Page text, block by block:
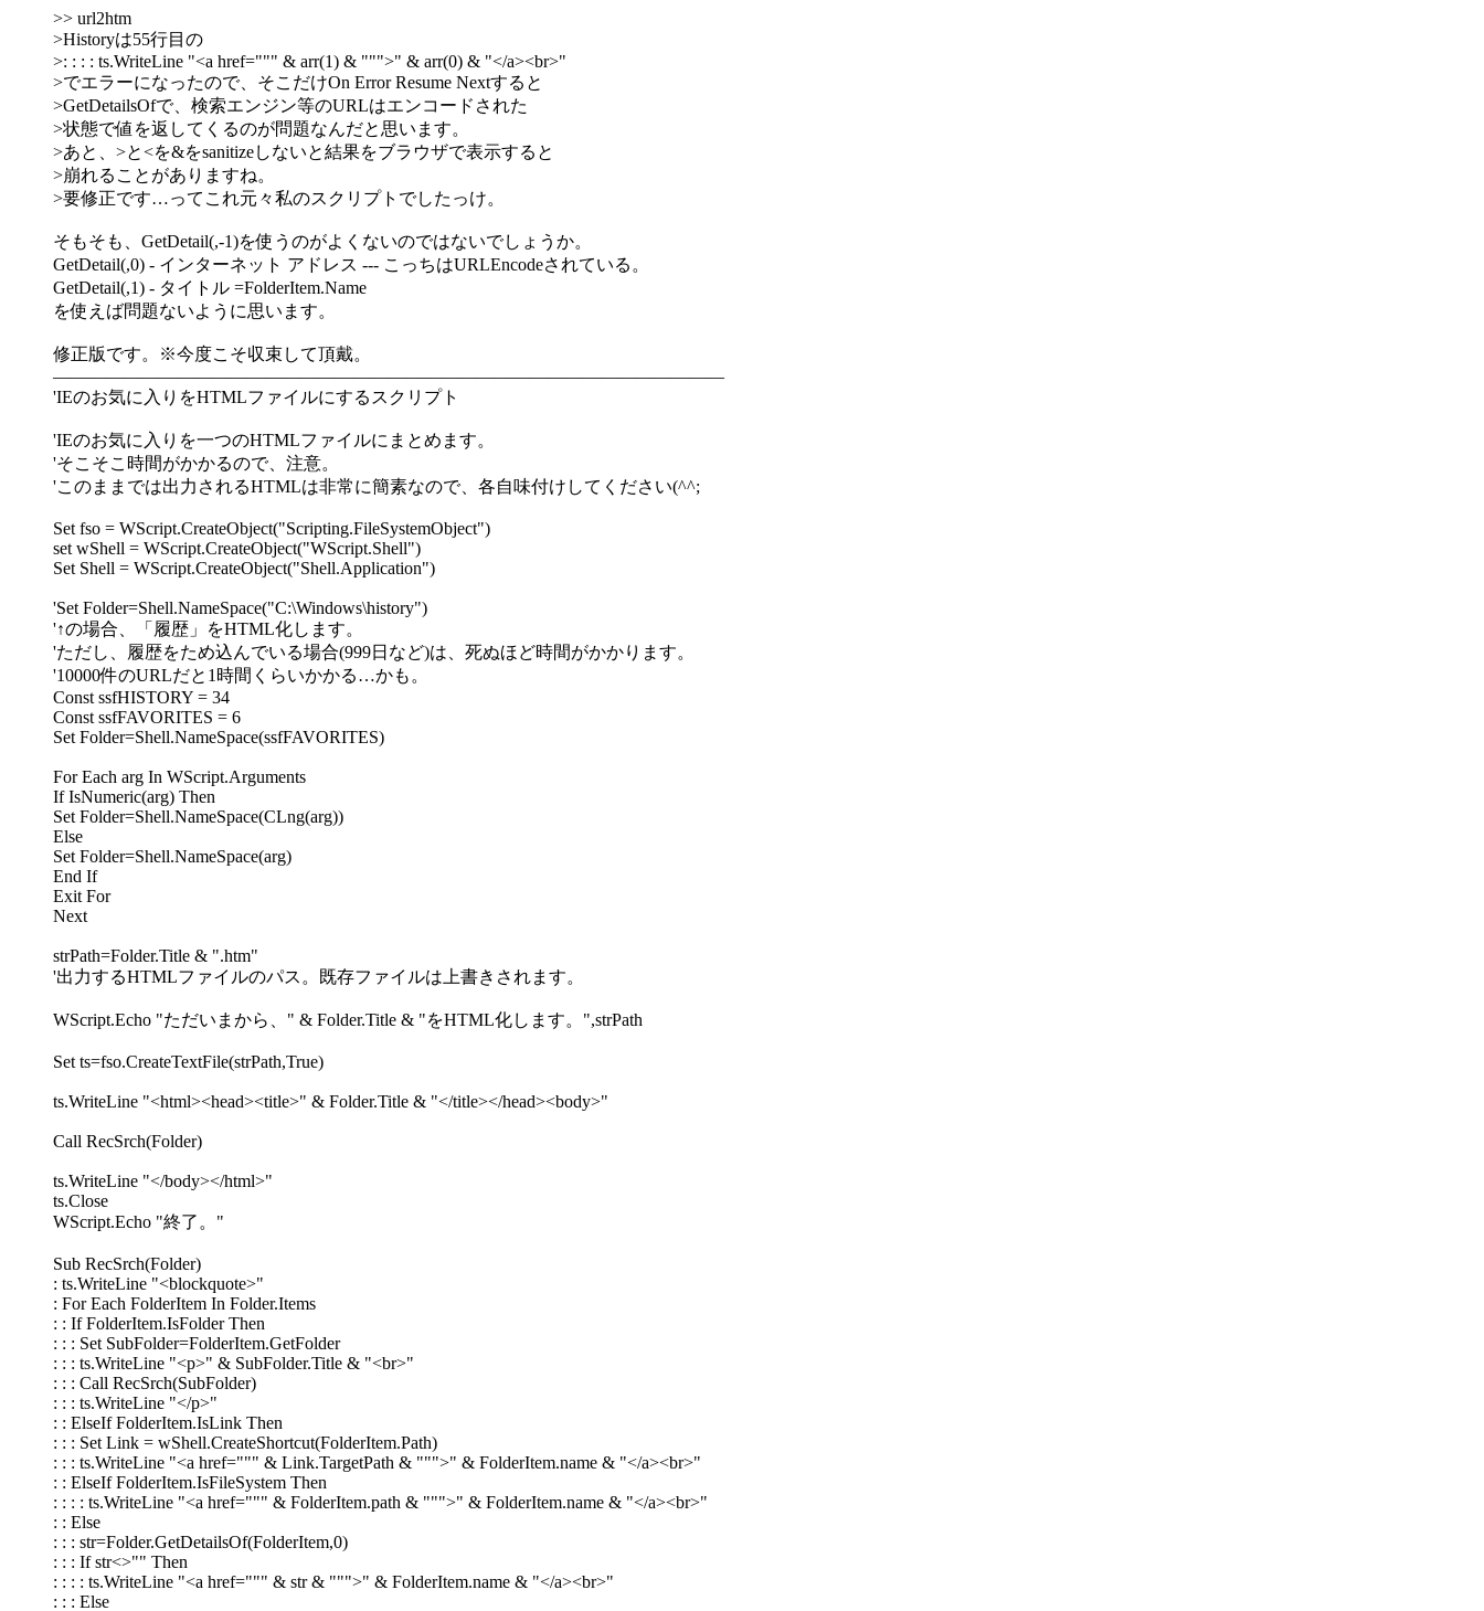
>> url2htm
>Historyは55行目の
>: : : : ts.WriteLine "<a href=""" & arr(1) & """>" & arr(0) & "</a><br>"
>でエラーになったので、そこだけOn Error Resume Nextすると
>GetDetailsOfで、検索エンジン等のURLはエンコードされた
>状態で値を返してくるのが問題なんだと思います。
>あと、>と<を&をsanitizeしないと結果をブラウザで表示すると
>崩れることがありますね。
>要修正です…ってこれ元々私のスクリプトでしたっけ。
そもそも、GetDetail(,-1)を使うのがよくないのではないでしょうか。
GetDetail(,0) - インターネット アドレス --- こっちはURLEncodeされている。
GetDetail(,1) - タイトル =FolderItem.Name
を使えば問題ないように思います。
修正版です。※今度こそ収束して頂戴。
――――――――――――――――――――――――――――――――――――――
'IEのお気に入りをHTMLファイルにするスクリプト
'IEのお気に入りを一つのHTMLファイルにまとめます。
'そこそこ時間がかかるので、注意。
'このままでは出力されるHTMLは非常に簡素なので、各自味付けしてください(^^;
Set fso = WScript.CreateObject("Scripting.FileSystemObject")
set wShell = WScript.CreateObject("WScript.Shell")
Set Shell = WScript.CreateObject("Shell.Application")
'Set Folder=Shell.NameSpace("C:\Windows\history")
'↑の場合、「履歴」をHTML化します。
'ただし、履歴をため込んでいる場合(999日など)は、死ぬほど時間がかかります。
'10000件のURLだと1時間くらいかかる…かも。
Const ssfHISTORY = 34
Const ssfFAVORITES = 6
Set Folder=Shell.NameSpace(ssfFAVORITES)
For Each arg In WScript.Arguments
If IsNumeric(arg) Then
Set Folder=Shell.NameSpace(CLng(arg))
Else
Set Folder=Shell.NameSpace(arg)
End If
Exit For
Next
strPath=Folder.Title & ".htm"
'出力するHTMLファイルのパス。既存ファイルは上書きされます。
WScript.Echo "ただいまから、" & Folder.Title & "をHTML化します。",strPath
Set ts=fso.CreateTextFile(strPath,True)
ts.WriteLine "<html><head><title>" & Folder.Title & "</title></head><body>"
Call RecSrch(Folder)
ts.WriteLine "</body></html>"
ts.Close
WScript.Echo "終了。"
Sub RecSrch(Folder)
: ts.WriteLine "<blockquote>"
: For Each FolderItem In Folder.Items
: : If FolderItem.IsFolder Then
: : : Set SubFolder=FolderItem.GetFolder
: : : ts.WriteLine "<p>" & SubFolder.Title & "<br>"
: : : Call RecSrch(SubFolder)
: : : ts.WriteLine "</p>"
: : ElseIf FolderItem.IsLink Then
: : : Set Link = wShell.CreateShortcut(FolderItem.Path)
: : : ts.WriteLine "<a href=""" & Link.TargetPath & """>" & FolderItem.name & "</a><br>"
: : ElseIf FolderItem.IsFileSystem Then
: : : : ts.WriteLine "<a href=""" & FolderItem.path & """>" & FolderItem.name & "</a><br>"
: : Else
: : : str=Folder.GetDetailsOf(FolderItem,0)
: : : If str<>"" Then
: : : : ts.WriteLine "<a href=""" & str & """>" & FolderItem.name & "</a><br>"
: : : Else